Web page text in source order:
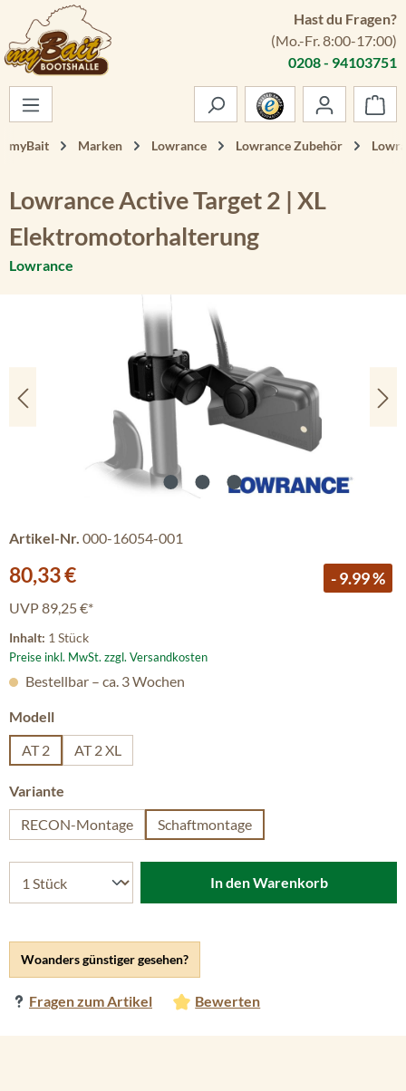
Zum Hauptinhalt springen
Hast du Fragen?
(Mo.-Fr. 8:00-17:00)
0208 - 94103751
myBait Marken Lowrance Lowrance Zubehör
Lowrance Active Target 2 | XL
Elektromotorhalterung
Lowrance
Bildergalerie überspringen
Artikel-Nr. 000-16054-001
Verkaufspreis:
80,33 € - 9.99 %
UVP89,25 €*
Inhalt: 1 Stück
Preise inkl. MwSt. zzgl. Versandkosten
Woanders günstiger gesehen?
Fragen zum Artikel Bewerten
Bestellbar – ca. 3 Wochen
Modellauswählen
AT 2
AT 2 XL
Variante
RECON-Montage
Schaftmontage
In den Warenkorb